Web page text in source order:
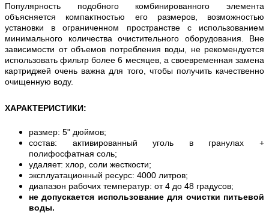
Популярность подобного комбинированного элемента
объясняется компактностью его размеров, возможностью
установки в ограниченном пространстве с использованием
минимального количества очистительного оборудования. Вне
зависимости от объемов потребления воды, не рекомендуется
использовать фильтр более 6 месяцев, а своевременная замена
картриджей очень важна для того, чтобы получить качественно
очищенную воду.
ХАРАКТЕРИСТИКИ:
размер: 5" дюймов;
состав: активированный уголь в гранулах +
полифосфатная соль;
удаляет: хлор, соли жесткости;
эксплуатационный ресурс: 4000 литров;
диапазон рабочих температур: от 4 до 48 градусов;
не допускается использование для очистки питьевой
воды.